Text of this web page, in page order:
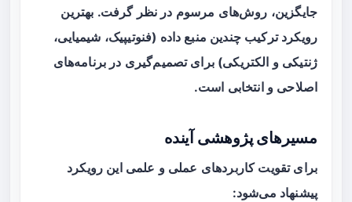
جایگزین، روش‌های مرسوم در نظر گرفت. بهترین
رویکرد ترکیب چندین منبع داده (فنوتیپیک، شیمیایی،
ژنتیکی و الکتریکی) برای تصمیم‌گیری در برنامه‌های
اصلاحی و انتخابی است.
مسیرهای پژوهشی آینده
برای تقویت کاربردهای عملی و علمی این رویکرد
پیشنهاد می‌شود: